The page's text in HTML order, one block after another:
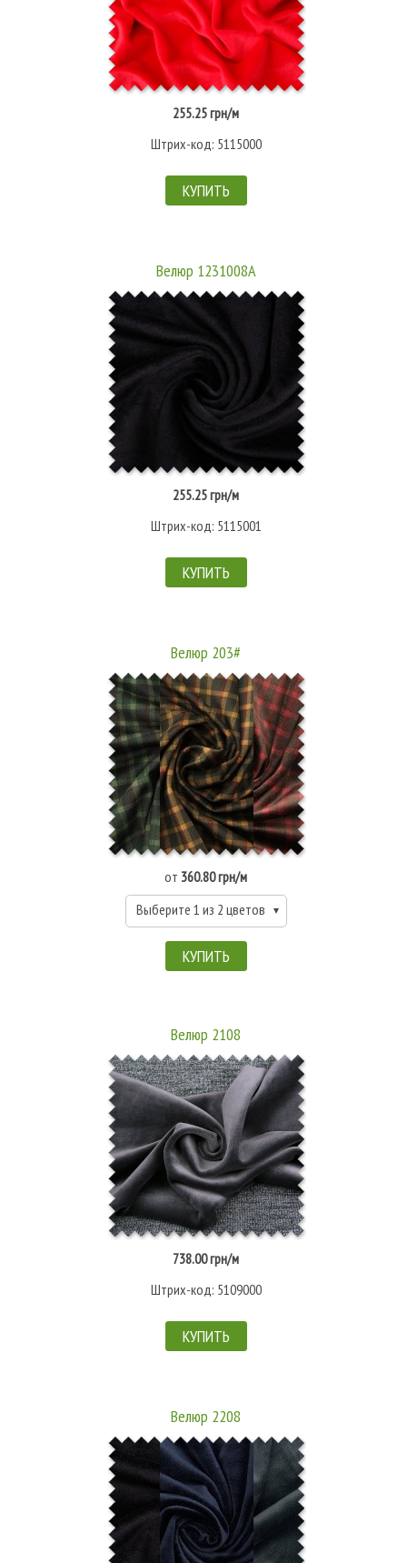
255.25 грн/м
Штрих-код: 5115000
КУПИТЬ
Велюр 1231008А
255.25 грн/м
Штрих-код: 5115001
КУПИТЬ
Велюр 203#
от 360.80 грн/м
Выберите 1 из 2 цветов
КУПИТЬ
Велюр 2108
738.00 грн/м
Штрих-код: 5109000
КУПИТЬ
Велюр 2208